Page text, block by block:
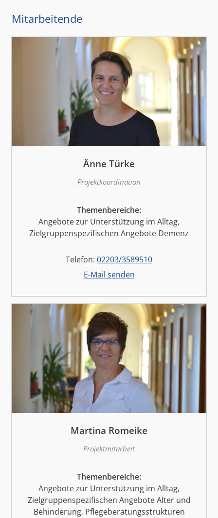
Mitarbeitende
Änne Türke
Projektkoordination
Themenbereiche:
Angebote zur Unterstützung im Alltag,
Zielgruppenspezifischen Angebote Demenz
Telefon: 02203/3589510
E-Mail senden
Martina Romeike
Projektmitarbeit
Themenbereiche:
Angebote zur Unterstützung im Alltag,
Zielgruppenspezifischen Angebote Alter und
Behinderung, Pflegeberatungsstrukturen